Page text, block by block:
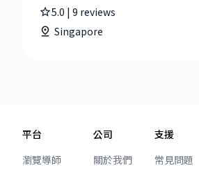
5.0 | 9 reviews
Singapore
平台
瀏覽導師
公司
關於我們
支援
常見問題